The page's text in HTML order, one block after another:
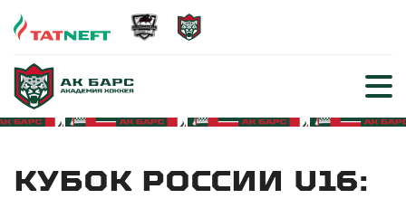
КУБОК РОССИИ U16: